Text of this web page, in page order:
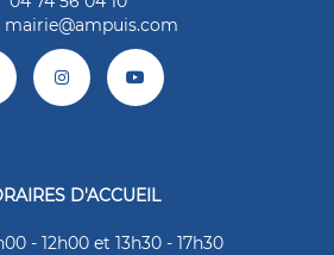
mairie@ampuis.com
D'ACCUEIL
- 12h00 et 13h30 - 17h30